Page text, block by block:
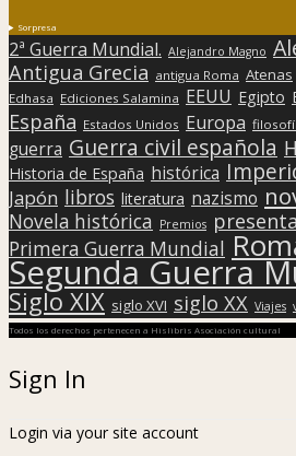
Sorpresa
2ª Guerra Mundial. Alejandro Magno
Antigua Grecia antigua Roma Atenas
Edhasa Ediciones Salamina EEUU Egipto
España Estados Unidos Europa
guerra Guerra civil española
Historia de España histórica
Japón libros literatura nazismo
Novela histórica Premios
Primera Guerra Mundial
Segunda Guerra
Siglo XIX siglo XVI siglo XX Viajes
Todos los derechos pertenecen a Hislibris Asociación cultural
Sign In
Login via your site account